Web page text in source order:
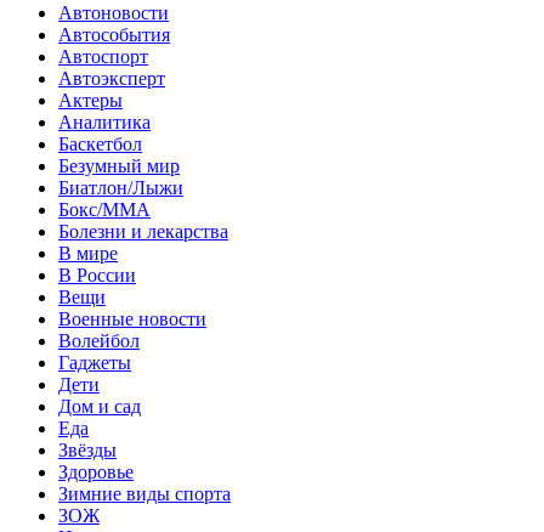
Автоновости
Автособытия
Автоспорт
Автоэксперт
Актеры
Аналитика
Баскетбол
Безумный мир
Биатлон/Лыжи
Бокс/MMA
Болезни и лекарства
В мире
В России
Вещи
Военные новости
Волейбол
Гаджеты
Дети
Дом и сад
Еда
Звёзды
Здоровье
Зимние виды спорта
ЗОЖ